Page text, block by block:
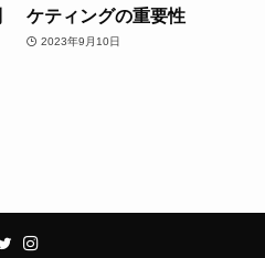
ケティングの重要性
2023年9月10日